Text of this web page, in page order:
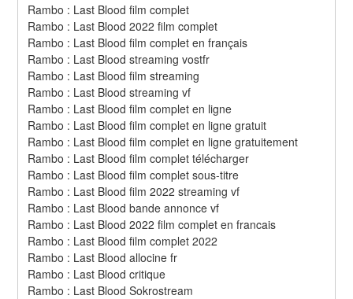
Rambo : Last Blood film complet
Rambo : Last Blood 2022 film complet
Rambo : Last Blood film complet en français
Rambo : Last Blood streaming vostfr
Rambo : Last Blood film streaming
Rambo : Last Blood streaming vf
Rambo : Last Blood film complet en ligne
Rambo : Last Blood film complet en ligne gratuit
Rambo : Last Blood film complet en ligne gratuitement
Rambo : Last Blood film complet télécharger
Rambo : Last Blood film complet sous-titre
Rambo : Last Blood film 2022 streaming vf
Rambo : Last Blood bande annonce vf
Rambo : Last Blood 2022 film complet en francais
Rambo : Last Blood film complet 2022
Rambo : Last Blood allocine fr
Rambo : Last Blood critique
Rambo : Last Blood Sokrostream